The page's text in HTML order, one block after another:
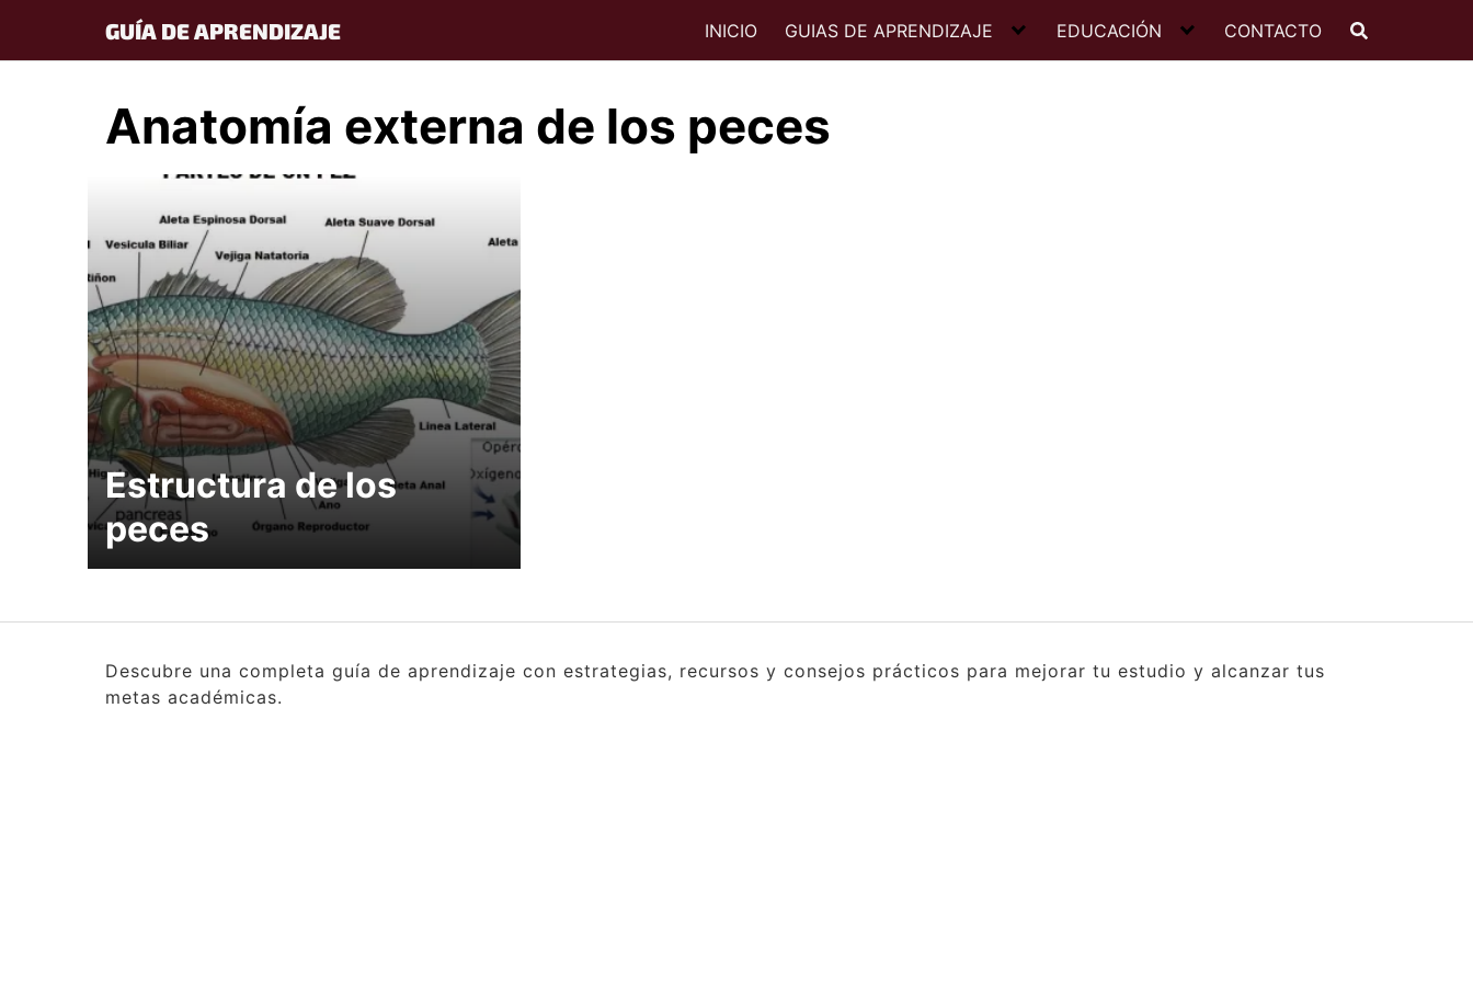
content
GUÍA DE APRENDIZAJE INICIO GUIAS DE APRENDIZAJE EDUCACIÓN CONTACTO
Anatomía externa de los peces
Estructura de los
peces
Descubre una completa guía de aprendizaje con estrategias, recursos y consejos prácticos para mejorar tu estudio y alcanzar tus
metas académicas.